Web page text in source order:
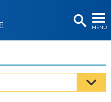
MENÚ